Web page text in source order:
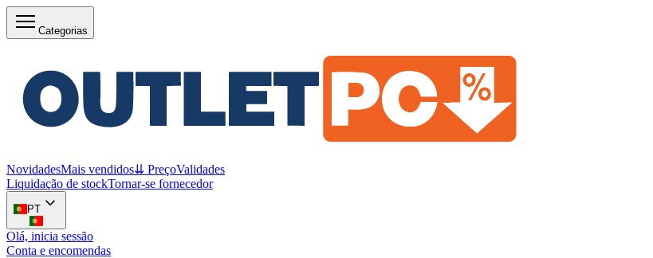
Categorias
NovidadesMais vendidos⇊ PreçoValidades
Liquidação de stockTornar-se fornecedor
PT
Olá, inicia sessão
Conta e encomendas